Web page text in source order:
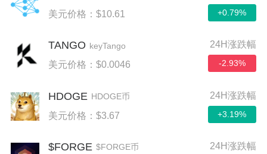
美元价格：$10.61 +0.79%
TANGO keyTango
美元价格：$0.0046
24H涨跌幅
-2.93%
HDOGE HDOGE币
美元价格：$3.67
24H涨跌幅
+3.19%
$FORGE $FORGE币 24H涨跌幅